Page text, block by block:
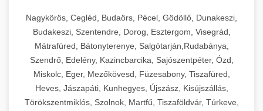
Nagykörös, Cegléd, Budaörs, Pécel, Gödöllő, Dunakeszi,
Budakeszi, Szentendre, Dorog, Esztergom, Visegrád,
Mátrafüred, Bátonyterenye, Salgótarján,Rudabánya,
Szendrő, Edelény, Kazincbarcika, Sajószentpéter, Ózd,
Miskolc, Eger, Mezőkövesd, Füzesabony, Tiszafüred,
Heves, Jászapáti, Kunhegyes, Újszász, Kisújszállás,
Törökszentmiklós, Szolnok, Martfű, Tiszaföldvár, Túrkeve,